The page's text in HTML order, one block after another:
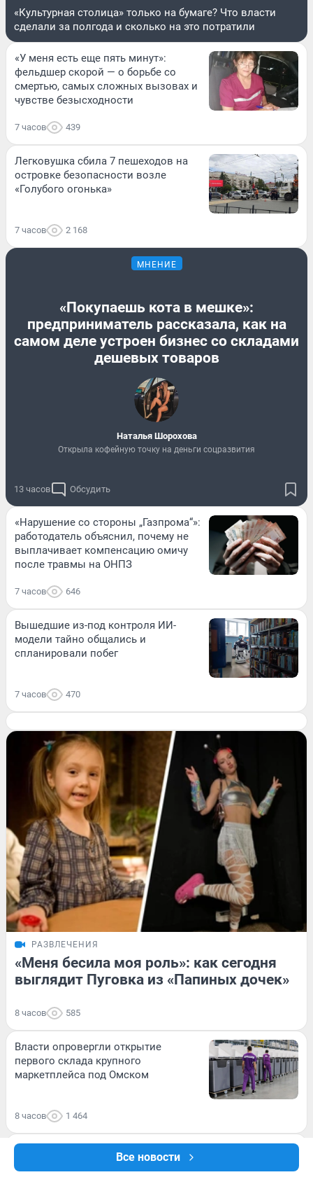
Все новости
«Культурная столица» только на бумаге? Что власти
сделали за полгода и сколько на это потратили
«У меня есть еще пять минут»:
фельдшер скорой — о борьбе со
смертью, самых сложных вызовах и
чувстве безысходности
7 часов 439
Легковушка сбила 7 пешеходов на
островке безопасности возле
«Голубого огонька»
7 часов 2 168
МНЕНИЕ
«Покупаешь кота в мешке»:
предприниматель рассказала, как на
самом деле устроен бизнес со складами
дешевых товаров
Наталья Шорохова
Открыла кофейную точку на деньги соцразвития
13 часов Обсудить
«Нарушение со стороны „Газпрома“»:
работодатель объяснил, почему не
выплачивает компенсацию омичу
после травмы на ОНПЗ
7 часов 646
Вышедшие из-под контроля ИИ-
модели тайно общались и
спланировали побег
7 часов 470
РАЗВЛЕЧЕНИЯ
«Меня бесила моя роль»: как сегодня
выглядит Пуговка из «Папиных дочек»
8 часов 585
Власти опровергли открытие
первого склада крупного
маркетплейса под Омском
8 часов 1 464
«Не просто слух»: Федору
Бондарчуку приписывают новый